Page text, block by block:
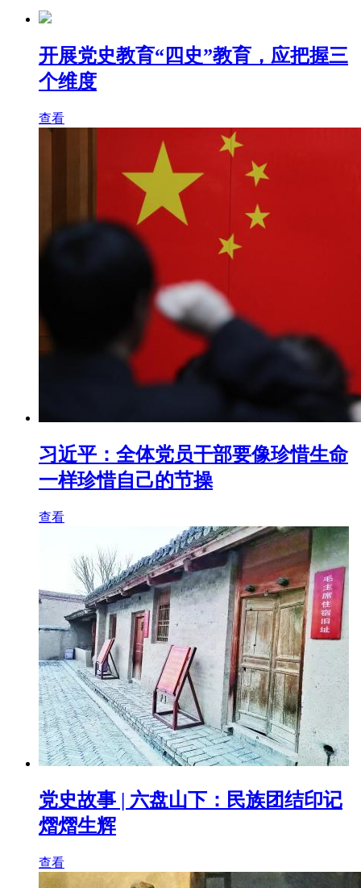
开展党史教育“四史”教育，应把握三
个维度
查看
习近平：全体党员干部要像珍惜生命
一样珍惜自己的节操
查看
党史故事 | 六盘山下：民族团结印记
熠熠生辉
查看